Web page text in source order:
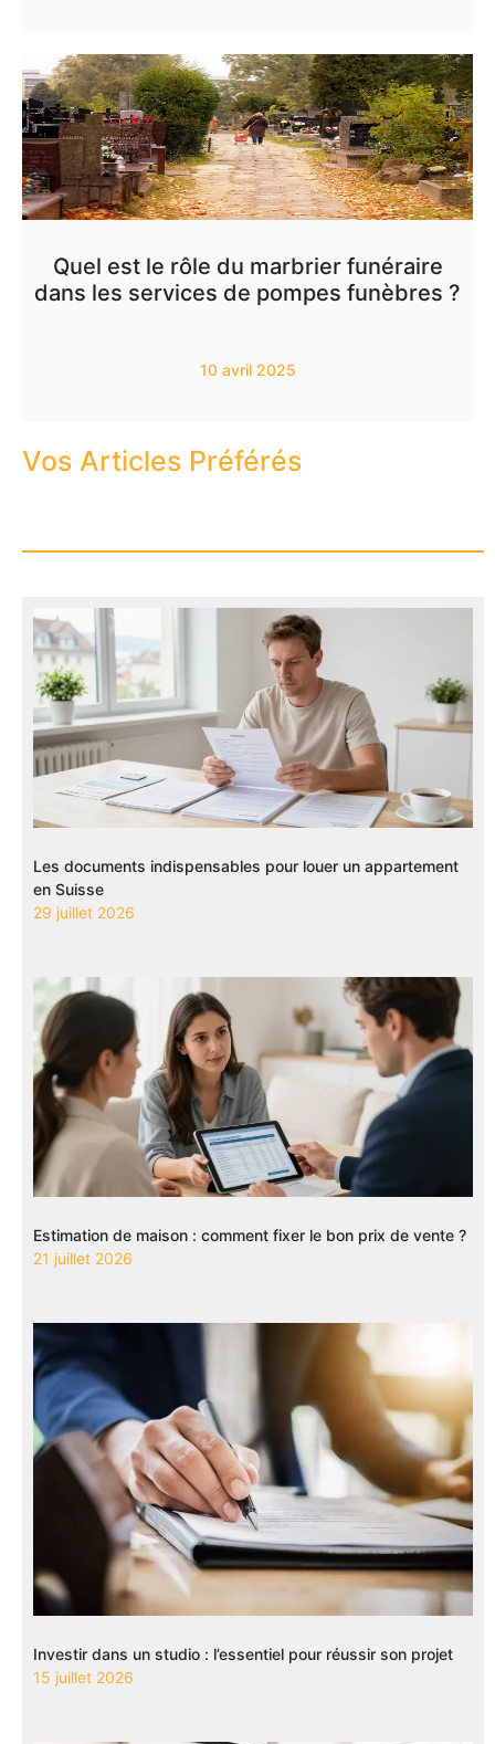
Quel est le rôle du marbrier funéraire
dans les services de pompes funèbres ?
10 avril 2025
Vos Articles Préférés
Les documents indispensables pour louer un appartement
en Suisse
29 juillet 2026
Estimation de maison : comment fixer le bon prix de vente ?
21 juillet 2026
Investir dans un studio : l’essentiel pour réussir son projet
15 juillet 2026